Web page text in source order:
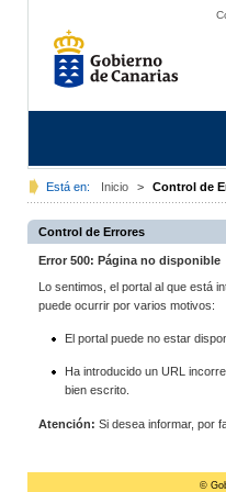
Está en: Inicio > Control de
Control de Errores
Error 500: Página no disponible
Lo sentimos, el portal al que está
puede ocurrir por varios motivos:
El portal puede no estar
Ha introducido un URL
bien escrito.
Atención: Si desea informar, por
©